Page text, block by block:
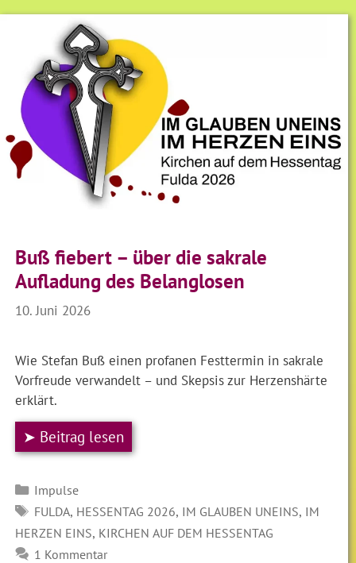
Buß fiebert – über die sakrale
Aufladung des Belanglosen
10. Juni 2026
Wie Stefan Buß einen profanen Festtermin in sakrale
Vorfreude verwandelt – und Skepsis zur Herzenshärte
erklärt.
➤ Beitrag lesen
Kategorien
Impulse
SCHLAGWÖRTER
FULDA, HESSENTAG 2026, IM GLAUBEN UNEINS, IM
HERZEN EINS, KIRCHEN AUF DEM HESSENTAG
1 Kommentar